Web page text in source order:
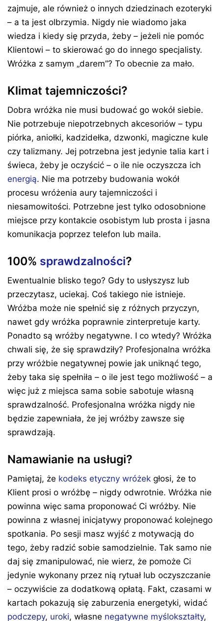
zajmuje, ale również o innych dziedzinach ezoteryki
– a ta jest olbrzymia. Nigdy nie wiadomo jaka
wiedza i kiedy się przyda, żeby – jeżeli nie pomóc
Klientowi – to skierować go do innego specjalisty.
Wróżka z samym „darem”? To obecnie za mało.
Klimat tajemniczości?
Dobra wróżka nie musi budować go wokół siebie.
Nie potrzebuje niepotrzebnych akcesoriów – typu
piórka, aniołki, kadzidełka, dzwonki, magiczne kule
czy talizmany. Jej potrzebna jest jedynie talia kart i
świeca, żeby je oczyścić – o ile nie oczyszcza ich
energią. Nie ma potrzeby budowania wokół
procesu wróżenia aury tajemniczości i
niesamowitości. Potrzebne jest tylko odosobnione
miejsce przy kontakcie osobistym lub prosta i jasna
komunikacja poprzez telefon lub maila.
100% sprawdzalności?
Ewentualnie blisko tego? Gdy to usłyszysz lub
przeczytasz, uciekaj. Coś takiego nie istnieje.
Wróżba może nie spełnić się z różnych przyczyn,
nawet gdy wróżka poprawnie zinterpretuje karty.
Ponadto są wróżby negatywne. I co wtedy? Wróżka
chwali się, że się sprawdziły? Profesjonalna wróżka
przy wróżbie negatywnej powie jak uniknąć tego,
żeby taka się spełniła – o ile jest tego możliwość – a
więc już z miejsca sama sobie sabotuje własną
sprawdzalność. Profesjonalna wróżka nigdy nie
będzie zapewniała, że jej wróżby zawsze się
sprawdzają.
Namawianie na usługi?
Pamiętaj, że kodeks etyczny wróżek głosi, że to
Klient prosi o wróżbę – nigdy odwrotnie. Wróżka nie
powinna więc sama proponować Ci wróżby. Nie
powinna z własnej inicjatywy proponować kolejnego
spotkania. Po sesji masz wyjść z motywacją do
tego, żeby radzić sobie samodzielnie. Tak samo nie
daj się zmanipulować, nie wierz, że pomoże Ci
jedynie wykonany przez nią rytuał lub oczyszczanie
– oczywiście za dodatkową opłatą. Fakt, czasami w
kartach pokazują się zaburzenia energetyki, widać
podczepy, uroki, własne negatywne myślokształty,